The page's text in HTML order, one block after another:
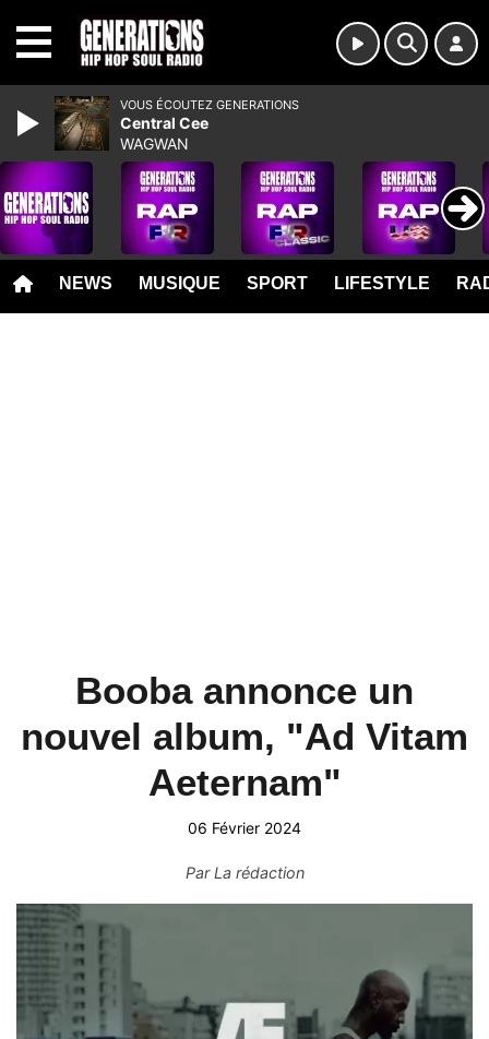
NEWS MUSIQUE SPORT LIFESTYLE
Booba annonce un
nouvel album, "Ad Vitam
Aeternam"
06 Février 2024
ParLa rédaction
VOUS ÉCOUTEZ GENERATIONS
Central Cee
WAGWAN